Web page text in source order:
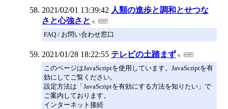
2021/02/01 13:39:42 人類の進歩と調和とせつな
さと心強さと
FAQ / お問い合わせ窓口
2021/01/28 18:22:55 テレビの土踏まず
このページはJavaScriptを使用しています。JavaScriptを有
効にしてご覧ください。
設定方法は「JavaScriptを有効にする方法を知りたい」で
ご案内しております。
インターネット接続